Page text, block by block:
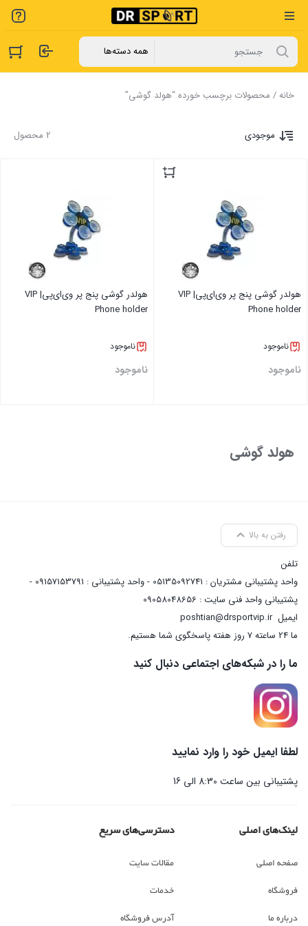
خانه/ محصولات برچسب خورده “هولد گوشی”
2 محصول موجودی
هولدر گوشی پنج پر وی‌ای‌پی| VIP
Phone holder
ناموجود
ناموجود
هولدر گوشی پنج پر وی‌ای‌پی| VIP
Phone holder
ناموجود
ناموجود
هولد گوشی
رفتن به بالا
تلفن
واحد پشتیبانی مشتریان : 05135092741 - واحد پشتیبانی : 09157153791 -
پشتیبانی واحد فنی سایت : 09058048656
ایمیلposhtian@drsportvip.ir
ما 24 ساعته 7 روز هفته پاسخگوی شما هستیم.
ما را در شبکه‌های اجتماعی دنبال کنید
لطفا ایمیل خود را وارد نمایید
پشتیبانی بین ساعت 8:30 الی 16
لینک‌های اصلی
صفحه اصلی
فروشگاه
درباره ما
دسترسی‌های سریع
مقالات سایت
خدمات
آدرس فروشگاه